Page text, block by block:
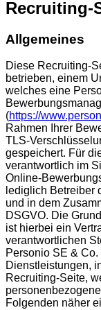
Recruiting-
Allgemeines
Diese Recruiting-
betrieben, einem
welches eine
(https://
Rahmen Ihrer
TLS-
gespeichert. Für
verantwortlich im
Online-
lediglich Betreiber
und in dem
DSGVO. Die
ist hierbei ein
verantwortlichen
Personio SE &
Dienstleistungen,
Recruiting-Seite,
Folgenden näher